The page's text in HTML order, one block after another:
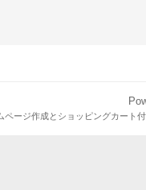
ページ作成とショッピングカート